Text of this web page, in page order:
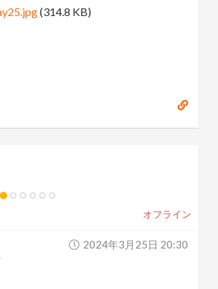
(314.8 KB)
オフライン
2024年3月25日 20:30